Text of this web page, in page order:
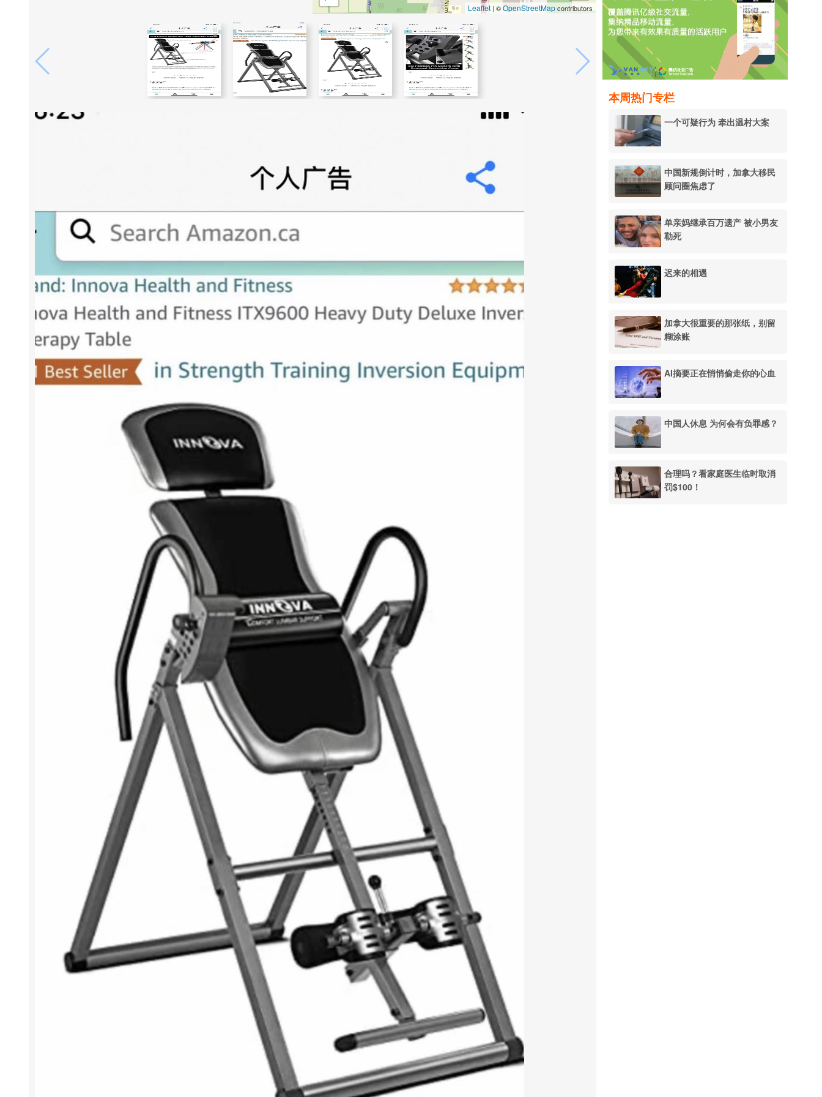
本周热门专栏
一个可疑行为 牵出温村大案
中国新规倒计时，加拿大移民
顾问圈焦虑了
单亲妈继承百万遗产 被小男友
勒死
迟来的相遇
加拿大很重要的那张纸，别留
糊涂账
AI摘要正在悄悄偷走你的心血
中国人休息 为何会有负罪感？
合理吗？看家庭医生临时取消
罚$100！
Leaflet | ©OpenStreetMapcontributors